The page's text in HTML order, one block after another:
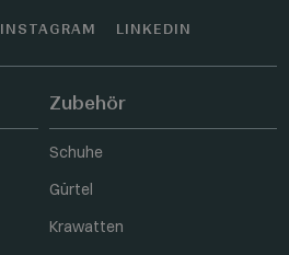
INSTAGRAM LINKEDIN
Zubehör
Schuhe
Gürtel
Krawatten